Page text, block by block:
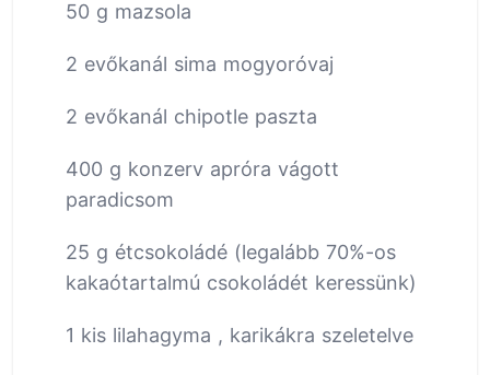
50 g mazsola
2 evőkanál sima mogyoróvaj
2 evőkanál chipotle paszta
400 g konzerv apróra vágott
paradicsom
25 g étcsokoládé (legalább 70%-os
kakaótartalmú csokoládét keressünk)
1 kis lilahagyma , karikákra szeletelve